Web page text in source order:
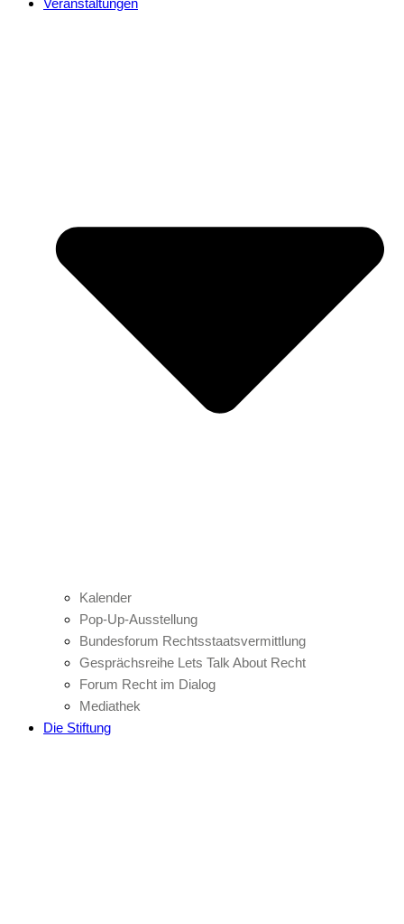
Veranstaltungen
Kalender
Pop-Up-Ausstellung
Bundesforum Rechtsstaatsvermittlung
Gesprächsreihe Lets Talk About Recht
Forum Recht im Dialog
Mediathek
Die Stiftung